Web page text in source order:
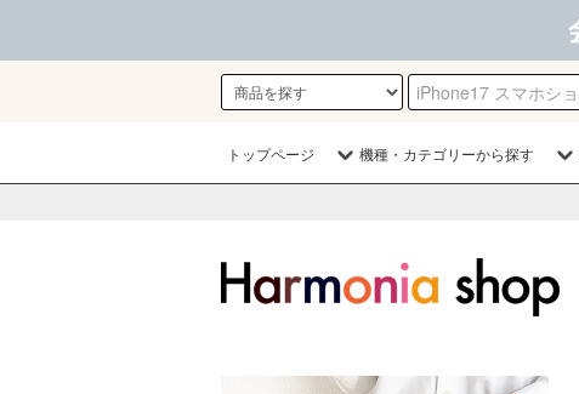
トップページ 機種・カテゴリーから探す